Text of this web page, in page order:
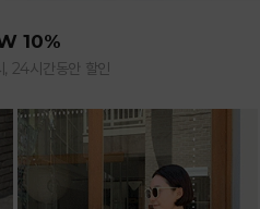
10%
, 24시간동안 할인